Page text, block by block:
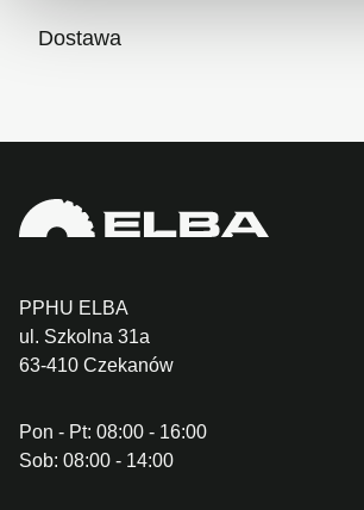
Dostawa
PPHU ELBA
ul. Szkolna 31a
63-410 Czekanów
Pon - Pt: 08:00 - 16:00
Sob: 08:00 - 14:00